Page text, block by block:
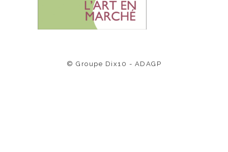
© Groupe Dix10 - ADAGP